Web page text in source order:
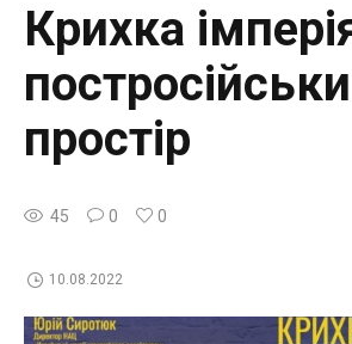
Крихка
простір
45 0 0
10.08.2022